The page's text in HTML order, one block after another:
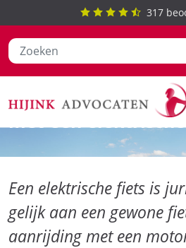
naar
de
317
Schadeclaim na
met een
Een elektrische fiets is
gelijk aan een gewone
aanrijding met een